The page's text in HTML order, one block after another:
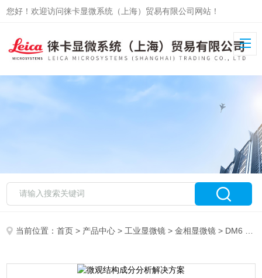
您好！欢迎访问徕卡显微系统（上海）贸易有限公司网站！
当前位置：首页 > 产品中心 > 工业显微镜 >金相显微镜 > DM6 M LIBS微观结构成分分析解决方案